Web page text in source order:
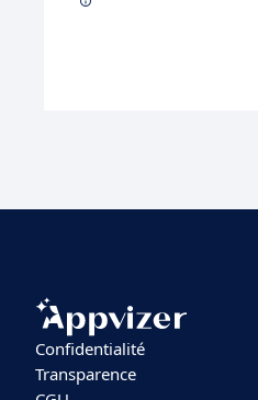
Confidentialité
Transparence